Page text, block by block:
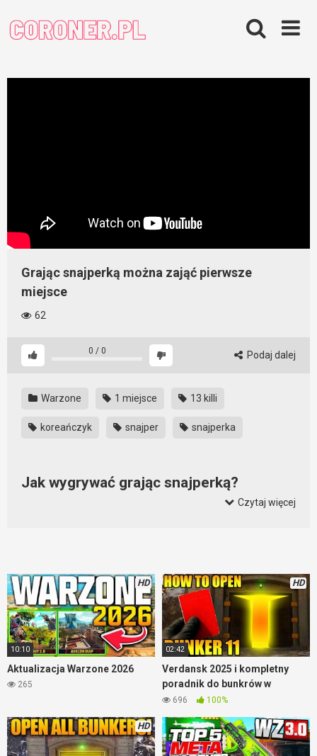
content
Grając snajperką można zająć pierwsze
miejsce
62
0 / 0 Podaj dalej
Warzone 1 miejsce 13 killi
koreańczyk snajper snajperka
Jak wygrywać grając snajperką?
przyjemnym stylu.
Czytaj więcej
HD
10:10
Aktualizacja Warzone 2026
265
HD
02:42
Verdansk 2025 i kompletny
poradnik do bunkrów w
Warzone
696 100%
HD